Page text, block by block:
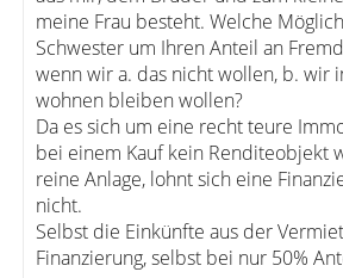
meine Frau besteht. Welche
Schwester um Ihren Anteil an
wenn wir a. das nicht wollen, b. wir
wohnen bleiben wollen?
Da es sich um eine recht teure
bei einem Kauf kein Renditeobjekt
reine Anlage, lohnt sich eine
nicht.
Selbst die Einkünfte aus der
Finanzierung, selbst bei nur 50%